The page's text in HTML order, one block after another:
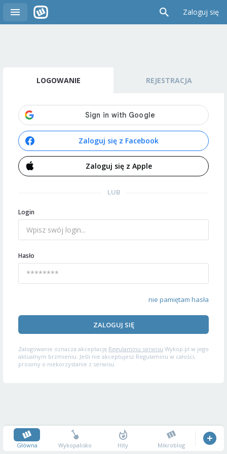
Zaloguj się
LOGOWANIE REJESTRACJA
Zaloguj się z Facebook
Zaloguj się z Apple
LUB
Login
Hasło
nie pamiętam hasła
ZALOGUJ SIĘ
Zalogowanie oznacza akceptację Regulaminu serwisu Wykop.pl w jego
aktualnym brzmieniu. Jeśli nie akceptujesz Regulaminu w całości,
prosimy o niekorzystanie z serwisu.
Główna Wykopalisko Hity Mikroblog